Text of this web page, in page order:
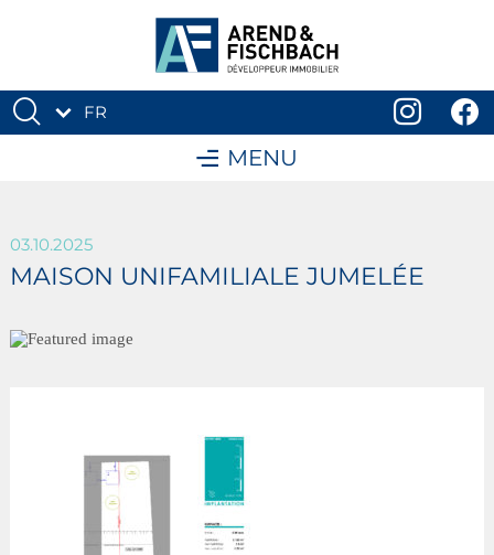
FR
MENU
03.10.2025
MAISON UNIFAMILIALE JUMELÉE